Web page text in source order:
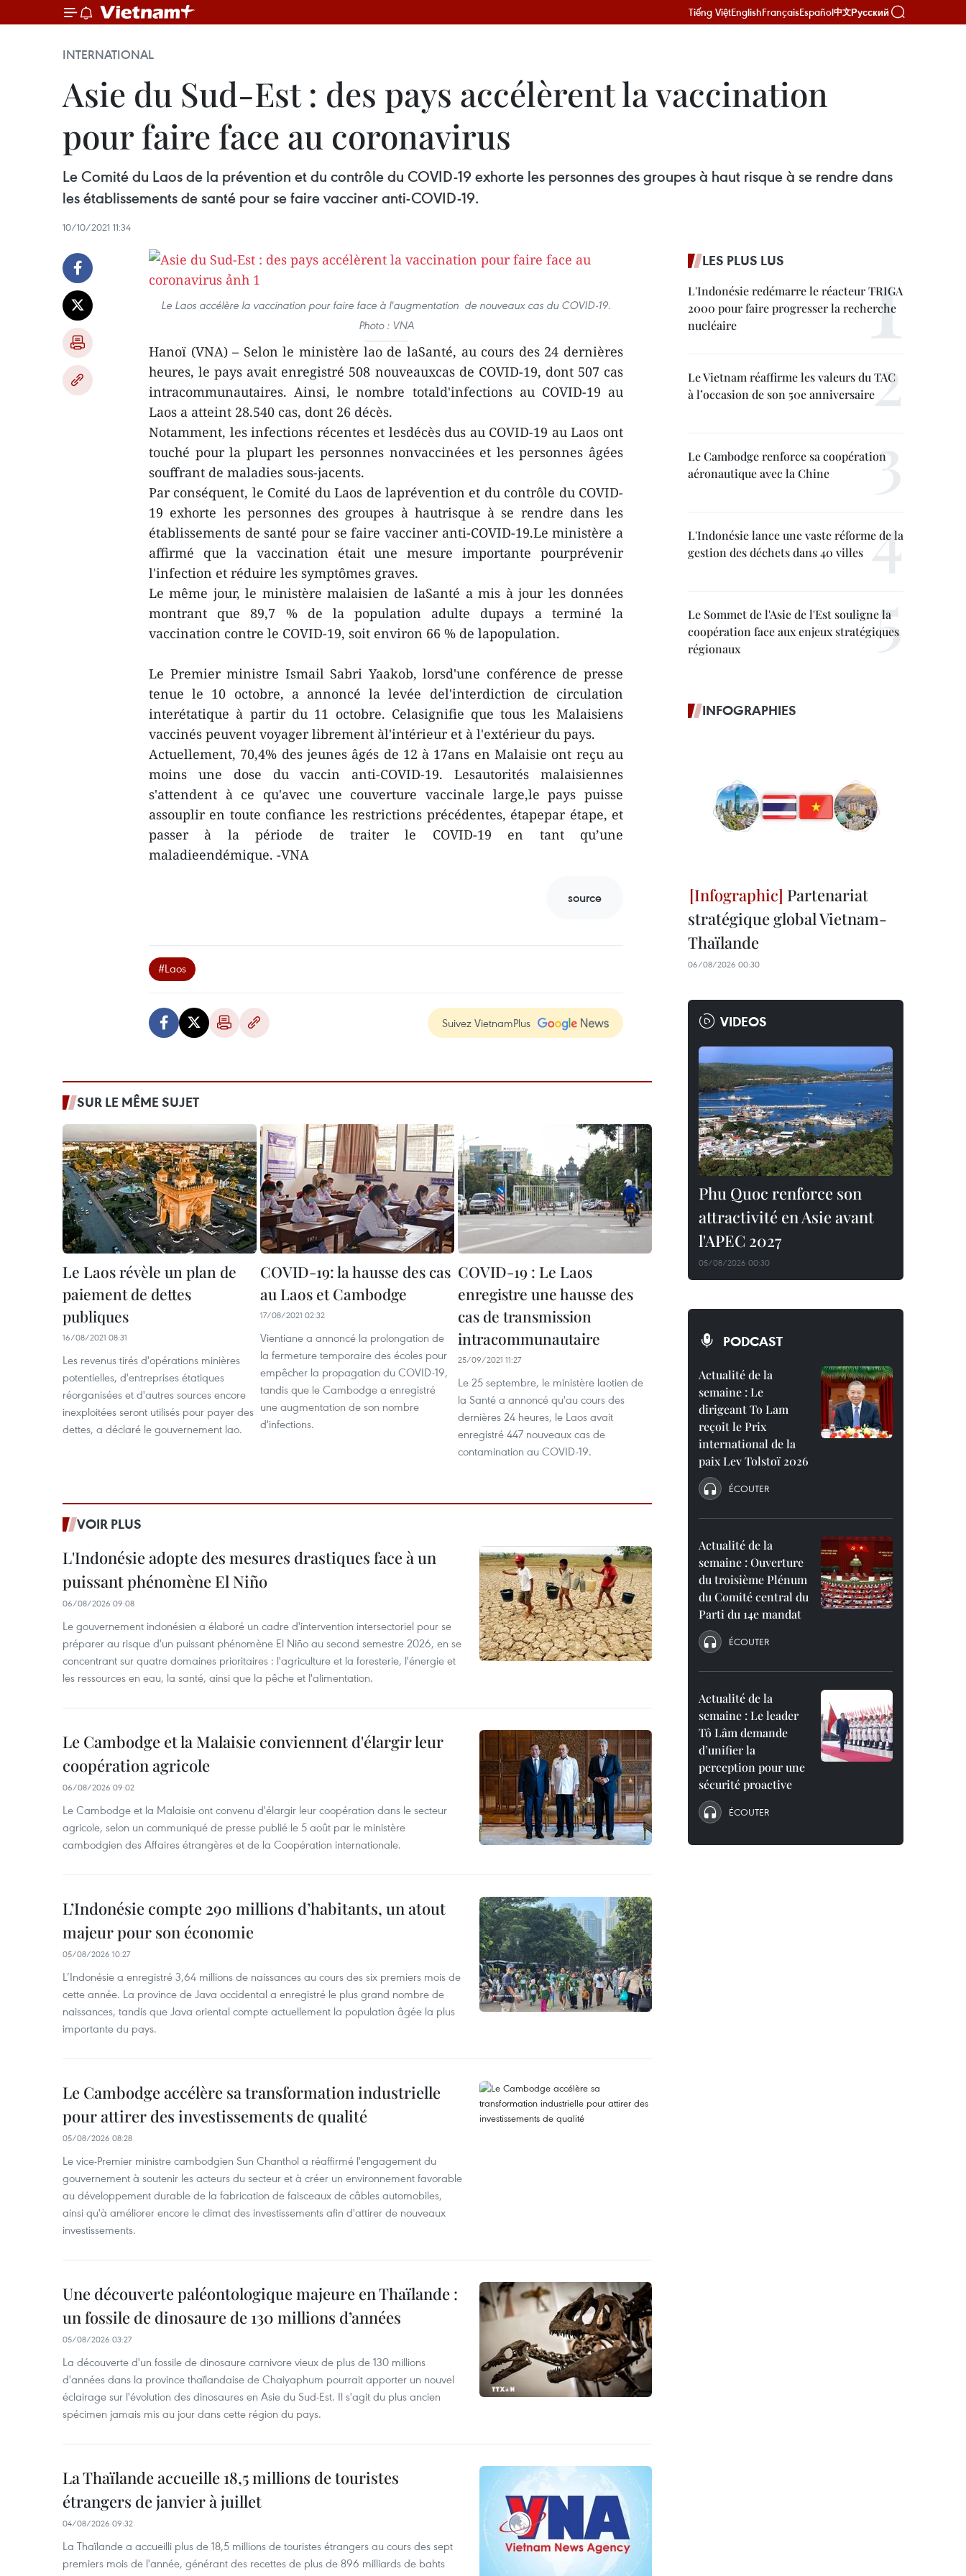
Tiếng ViệtEnglishFrançaisEspañol中文Русский
INTERNATIONAL
Asie du Sud-Est : des pays accélèrent la vaccination
pour faire face au coronavirus
Le Comité du Laos de la prévention et du contrôle du COVID-19 exhorte les personnes des groupes à haut risque à se rendre dans
les établissements de santé pour se faire vacciner anti-COVID-19.
10/10/2021 11:34
Le Laos accélère la vaccination pour faire face à l'augmentation de nouveaux cas du COVID-19.
Photo : VNA
Hanoï (VNA) – Selon le ministère lao de laSanté, au cours des 24 dernières
heures, le pays avait enregistré 508 nouveauxcas de COVID-19, dont 507 cas
intracommunautaires. Ainsi, le nombre totald'infections au COVID-19 au
Laos a atteint 28.540 cas, dont 26 décès.
Notamment, les infections récentes et lesdécès dus au COVID-19 au Laos ont
touché pour la plupart les personnes nonvaccinées et les personnes âgées
souffrant de maladies sous-jacents.
Par conséquent, le Comité du Laos de laprévention et du contrôle du COVID-
19 exhorte les personnes des groupes à hautrisque à se rendre dans les
établissements de santé pour se faire vacciner anti-COVID-19.Le ministère a
affirmé que la vaccination était une mesure importante pourprévenir
l'infection et réduire les symptômes graves.
Le même jour, le ministère malaisien de laSanté a mis à jour les données
montrant que 89,7 % de la population adulte dupays a terminé la
vaccination contre le COVID-19, soit environ 66 % de lapopulation.
Le Premier ministre Ismail Sabri Yaakob, lorsd'une conférence de presse
tenue le 10 octobre, a annoncé la levée del'interdiction de circulation
interétatique à partir du 11 octobre. Celasignifie que tous les Malaisiens
vaccinés peuvent voyager librement àl'intérieur et à l'extérieur du pays.
Actuellement, 70,4% des jeunes âgés de 12 à 17ans en Malaisie ont reçu au
moins une dose du vaccin anti-COVID-19. Lesautorités malaisiennes
s'attendent à ce qu'avec une couverture vaccinale large,le pays puisse
assouplir en toute confiance les restrictions précédentes, étapepar étape, et
passer à la période de traiter le COVID-19 en tant qu’une
maladieendémique. -VNA
source
#Laos
Suivez VietnamPlus
SUR LE MÊME SUJET
Le Laos révèle un plan de
paiement de dettes
publiques
16/08/2021 08:31
Les revenus tirés d'opérations minières
potentielles, d'entreprises étatiques
réorganisées et d'autres sources encore
inexploitées seront utilisés pour payer des
dettes, a déclaré le gouvernement lao.
COVID-19: la hausse des cas
au Laos et Cambodge
17/08/2021 02:32
Vientiane a annoncé la prolongation de
la fermeture temporaire des écoles pour
empêcher la propagation du COVID-19,
tandis que le Cambodge a enregistré
une augmentation de son nombre
d'infections.
COVID-19 : Le Laos
enregistre une hausse des
cas de transmission
intracommunautaire
25/09/2021 11:27
Le 25 septembre, le ministère laotien de
la Santé a annoncé qu'au cours des
dernières 24 heures, le Laos avait
enregistré 447 nouveaux cas de
contamination au COVID-19.
VOIR PLUS
L'Indonésie adopte des mesures drastiques face à un
puissant phénomène El Niño
06/08/2026 09:08
Le gouvernement indonésien a élaboré un cadre d'intervention intersectoriel pour se
préparer au risque d'un puissant phénomène El Niño au second semestre 2026, en se
concentrant sur quatre domaines prioritaires : l'agriculture et la foresterie, l'énergie et
les ressources en eau, la santé, ainsi que la pêche et l'alimentation.
Le Cambodge et la Malaisie conviennent d'élargir leur
coopération agricole
06/08/2026 09:02
Le Cambodge et la Malaisie ont convenu d'élargir leur coopération dans le secteur
agricole, selon un communiqué de presse publié le 5 août par le ministère
cambodgien des Affaires étrangères et de la Coopération internationale.
L’Indonésie compte 290 millions d’habitants, un atout
majeur pour son économie
05/08/2026 10:27
L’Indonésie a enregistré 3,64 millions de naissances au cours des six premiers mois de
cette année. La province de Java occidental a enregistré le plus grand nombre de
naissances, tandis que Java oriental compte actuellement la population âgée la plus
importante du pays.
Le Cambodge accélère sa transformation industrielle
pour attirer des investissements de qualité
05/08/2026 08:28
Le vice-Premier ministre cambodgien Sun Chanthol a réaffirmé l'engagement du
gouvernement à soutenir les acteurs du secteur et à créer un environnement favorable
au développement durable de la fabrication de faisceaux de câbles automobiles,
ainsi qu'à améliorer encore le climat des investissements afin d'attirer de nouveaux
investissements.
Une découverte paléontologique majeure en Thaïlande :
un fossile de dinosaure de 130 millions d’années
05/08/2026 03:27
La découverte d'un fossile de dinosaure carnivore vieux de plus de 130 millions
d'années dans la province thaïlandaise de Chaiyaphum pourrait apporter un nouvel
éclairage sur l'évolution des dinosaures en Asie du Sud-Est. Il s'agit du plus ancien
spécimen jamais mis au jour dans cette région du pays.
La Thaïlande accueille 18,5 millions de touristes
étrangers de janvier à juillet
04/08/2026 09:32
La Thaïlande a accueilli plus de 18,5 millions de touristes étrangers au cours des sept
premiers mois de l'année, générant des recettes de plus de 896 milliards de bahts
LES PLUS LUS
L'Indonésie redémarre le réacteur TRIGA
2000 pour faire progresser la recherche
nucléaire
Le Vietnam réaffirme les valeurs du TAC
à l’occasion de son 50e anniversaire
Le Cambodge renforce sa coopération
aéronautique avec la Chine
L'Indonésie lance une vaste réforme de la
gestion des déchets dans 40 villes
Le Sommet de l'Asie de l'Est souligne la
coopération face aux enjeux stratégiques
régionaux
INFOGRAPHIES
Partenariat
stratégique global Vietnam-
Thaïlande
06/08/2026 00:30
VIDEOS
Phu Quoc renforce son
attractivité en Asie avant
l'APEC 2027
05/08/2026 00:30
PODCAST
Actualité de la
semaine : Le
dirigeant To Lam
reçoit le Prix
international de la
paix Lev Tolstoï 2026
ÉCOUTER
Actualité de la
semaine : Ouverture
du troisième Plénum
du Comité central du
Parti du 14e mandat
ÉCOUTER
Actualité de la
semaine : Le leader
Tô Lâm demande
d’unifier la
perception pour une
sécurité proactive
ÉCOUTER